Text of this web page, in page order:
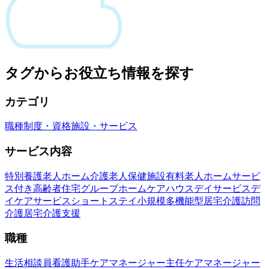
タグからお役立ち情報を探す
カテゴリ
職種制度・資格施設・サービス
サービス内容
特別養護老人ホーム介護老人保健施設有料老人ホームサービ
ス付き高齢者住宅グループホームケアハウスデイサービスデ
イケアサービス ショートステイ小規模多機能型居宅介護訪問
介護居宅介護支援
職種
生活相談員看護助手ケアマネージャー主任ケアマネージャー